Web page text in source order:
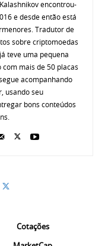
encontrou-
e desde então está
Tradutor de
sobre criptomoedas
teve uma pequena
mais de 50 placas
acompanhando
usando seu
bons conteúdos
Cotações